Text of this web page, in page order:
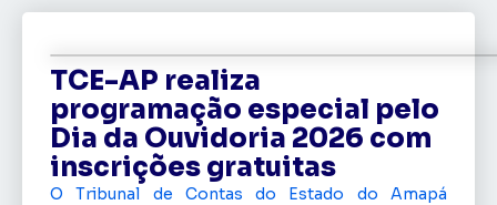
TCE-AP realiza
programação especial pelo
Dia da Ouvidoria 2026 com
inscrições gratuitas
O Tribunal de Contas do Estado do Amapá